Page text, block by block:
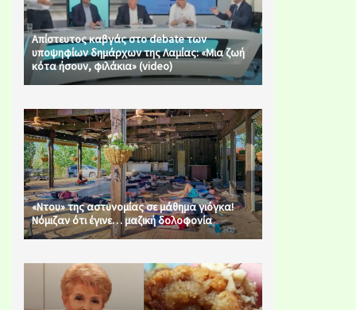
Απίστευτος καβγάς στο debate των
υποψηφίων δημάρχων της Λαμίας: «Μια ζωή
κότα ήσουν, φιλάκια» (video)
«Ντου» της αστυνομίας σε μάθημα γιόγκα!
Νόμιζαν ότι έγινε… μαζική δολοφονία